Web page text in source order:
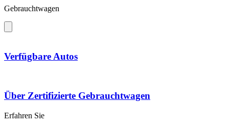
Gebrauchtwagen
Verfügbare Autos
Über Zertifizierte Gebrauchtwagen
Erfahren Sie